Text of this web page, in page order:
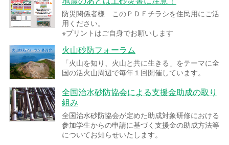
防災関係者様 このＰＤＦチラシを住民用にご活
用ください。
※プリントはご自身でお願いします
火山砂防フォーラム
「火山を知り、火山と共に生きる」をテーマに全
国の活火山周辺で毎年１回開催しています。
全国治水砂防協会による支援金助成の取り
組み
全国治水砂防協会が定めた助成対象研修における
参加学生からの申請に基づく支援金の助成方法等
についてお知らせいたします。